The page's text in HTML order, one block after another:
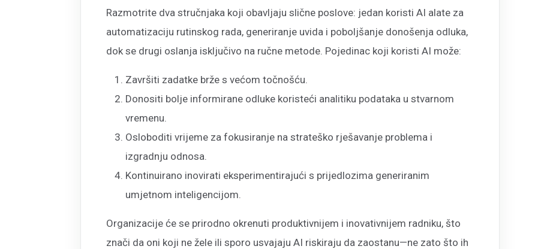
Razmotrite dva stručnjaka koji obavljaju slične poslove: jedan koristi AI alate za
automatizaciju rutinskog rada, generiranje uvida i poboljšanje donošenja odluka,
dok se drugi oslanja isključivo na ručne metode. Pojedinac koji koristi AI može:
Završiti zadatke brže s većom točnošću.
Donositi bolje informirane odluke koristeći analitiku podataka u stvarnom
vremenu.
Osloboditi vrijeme za fokusiranje na strateško rješavanje problema i
izgradnju odnosa.
Kontinuirano inovirati eksperimentirajući s prijedlozima generiranim
umjetnom inteligencijom.
Organizacije će se prirodno okrenuti produktivnijem i inovativnijem radniku, što
znači da oni koji ne žele ili sporo usvajaju AI riskiraju da zaostanu—ne zato što ih